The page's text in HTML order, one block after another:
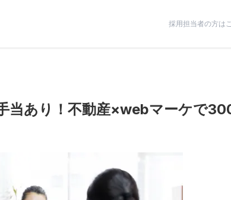
採用担当者の方は
当あり！不動産×webマーケで